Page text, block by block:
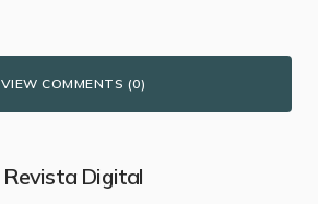
VIEW COMMENTS (0)
Revista Digital